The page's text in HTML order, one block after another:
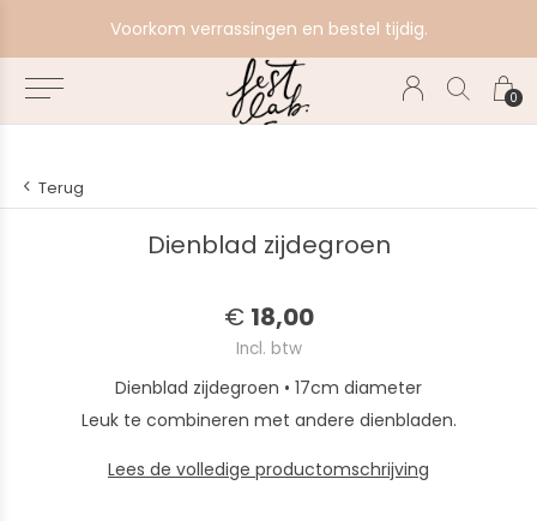
0
Voorkom verrassingen en bestel tijdig.
Terug
Dienblad zijdegroen
€ 18,00
Incl. btw
Dienblad zijdegroen • 17cm diameter
Leuk te combineren met andere dienbladen.
Lees de volledige productomschrijving